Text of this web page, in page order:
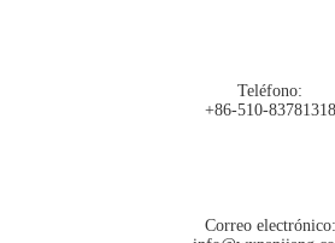
Teléfono:
+86-510-83781318
Correo electrónico: